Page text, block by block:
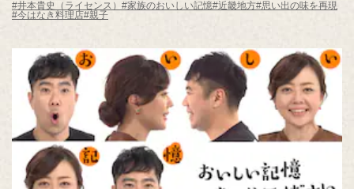
る!?
#井本貴史（ライセンス） #家族のおいしい記憶#近畿地方#思い出の味を再現
#今はなき料理店#親子